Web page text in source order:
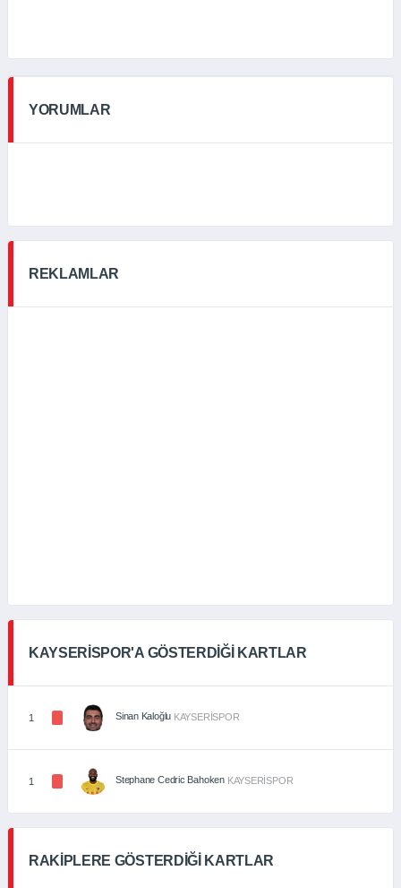
YORUMLAR
REKLAMLAR
KAYSERİSPOR'A GÖSTERDİĞİ KARTLAR
1 Sinan Kaloğlu KAYSERİSPOR
1 Stephane Cedric BahokenKAYSERİSPOR
RAKİPLERE GÖSTERDİĞİ KARTLAR